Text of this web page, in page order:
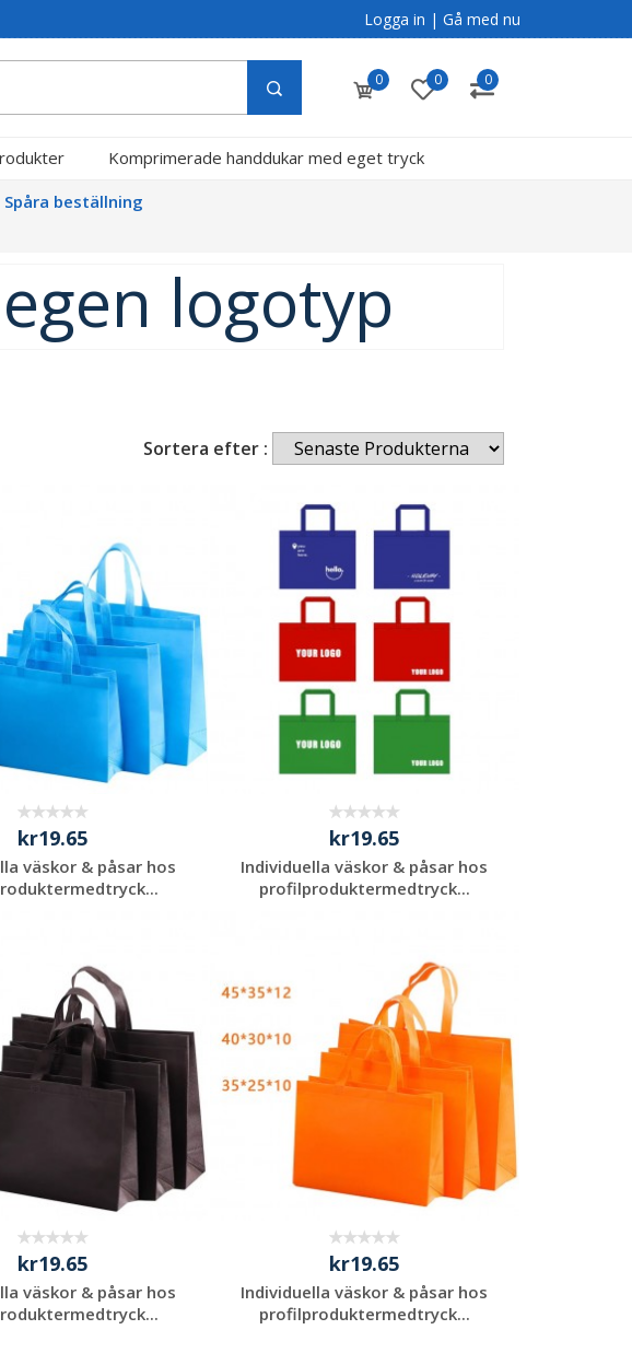
Logga in | Gå med nu
0 0 0
Komprimerade handdukar med eget tryck
Spåra beställning
logotyp
Sortera efter :
kr19.65
väskor & påsar hos
kr19.65
Individuella väskor & påsar hos
profilproduktermedtryck...
kr19.65
väskor & påsar hos
kr19.65
Individuella väskor & påsar hos
profilproduktermedtryck...